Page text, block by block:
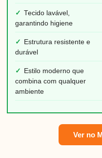
✓ Tecido lavável,
garantindo higiene
✓
Estrutura resistente e
durável
✓
Estilo moderno que
combina com qualquer
ambiente
Ver no